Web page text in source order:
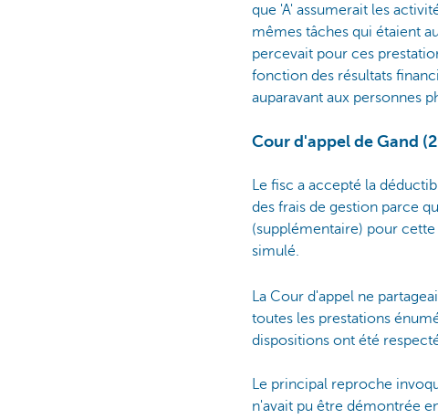
que 'A' assumerait les
mêmes tâches qui étaient
percevait pour ces
fonction des résultats
auparavant aux personnes
Cour d'appel de Gand
Le fisc a accepté la
des frais de gestion parce
(supplémentaire) pour
simulé.
La Cour d'appel ne
toutes les prestations
dispositions ont été
Le principal reproche
n'avait pu être démontrée